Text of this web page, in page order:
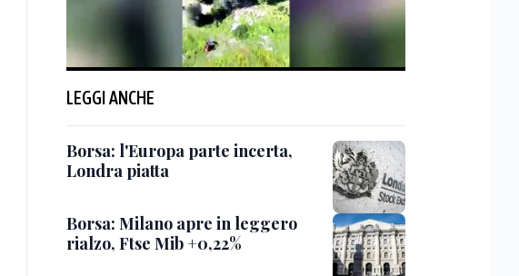
LEGGI ANCHE
Borsa: l'Europa parte incerta,
Londra piatta
Borsa: Milano apre in leggero
rialzo, Ftse Mib +0,22%